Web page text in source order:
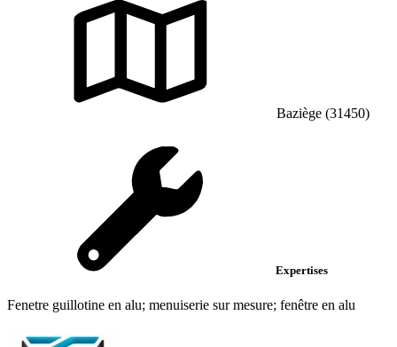
Baziège (31450)
Expertises
Fenetre guillotine en alu; menuiserie sur mesure; fenêtre en alu